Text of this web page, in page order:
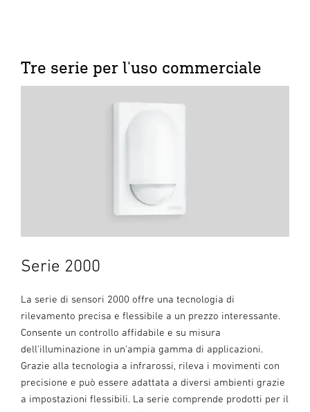
Tre serie per l'uso commerciale
Serie 2000
La serie di sensori 2000 offre una tecnologia di
rilevamento precisa e flessibile a un prezzo interessante.
Consente un controllo affidabile e su misura
dell'illuminazione in un'ampia gamma di applicazioni.
Grazie alla tecnologia a infrarossi, rileva i movimenti con
precisione e può essere adattata a diversi ambienti grazie
a impostazioni flessibili. La serie comprende prodotti per il